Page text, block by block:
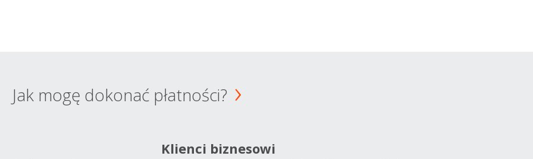
Jak mogę dokonać płatności?
Klienci biznesowi